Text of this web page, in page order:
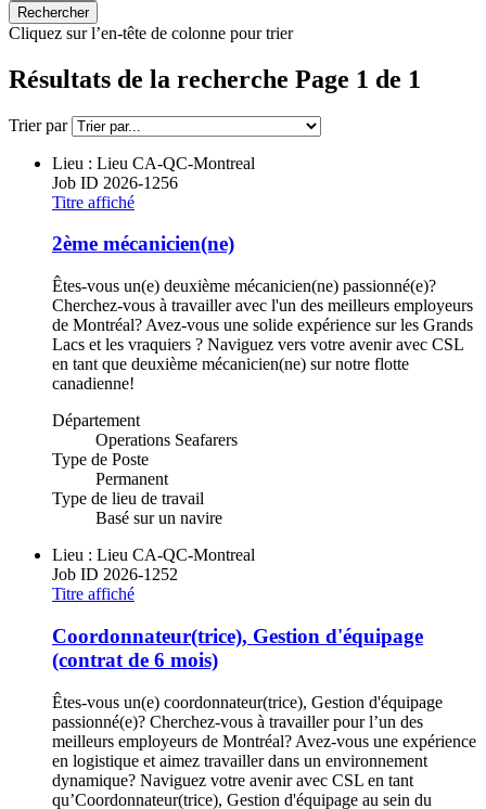
Cliquez sur l’en-tête de colonne pour trier
Résultats de la recherche Page 1 de 1
Trier par
Lieu : Lieu CA-QC-Montreal
Job ID 2026-1256
Titre affiché
2ème mécanicien(ne)
Êtes-vous un(e) deuxième mécanicien(ne) passionné(e)?
Cherchez-vous à travailler avec l'un des meilleurs employeurs
de Montréal? Avez-vous une solide expérience sur les Grands
Lacs et les vraquiers ? Naviguez vers votre avenir avec CSL
en tant que deuxième mécanicien(ne) sur notre flotte
canadienne!
Département
Operations Seafarers
Type de Poste
Permanent
Type de lieu de travail
Basé sur un navire
Lieu : Lieu CA-QC-Montreal
Job ID 2026-1252
Titre affiché
Coordonnateur(trice), Gestion d'équipage
(contrat de 6 mois)
Êtes-vous un(e) coordonnateur(trice), Gestion d'équipage
passionné(e)? Cherchez-vous à travailler pour l’un des
meilleurs employeurs de Montréal? Avez-vous une expérience
en logistique et aimez travailler dans un environnement
dynamique? Naviguez votre avenir avec CSL en tant
qu’Coordonnateur(trice), Gestion d'équipage au sein du